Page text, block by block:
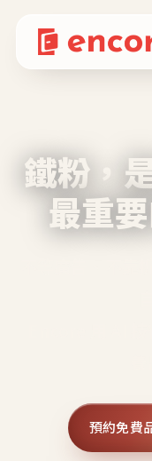
鐵粉，
最重
預約免費